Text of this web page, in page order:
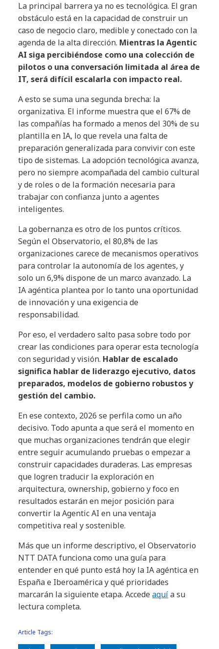
La principal barrera ya no es tecnológica. El gran
obstáculo está en la capacidad de construir un
caso de negocio claro, medible y conectado con la
agenda de la alta dirección. Mientras la Agentic
AI siga percibiéndose como una colección de
pilotos o una conversación limitada al área de
IT, será difícil escalarla con impacto real.
A esto se suma una segunda brecha: la
organizativa. El informe muestra que el 67% de
las compañías ha formado a menos del 30% de su
plantilla en IA, lo que revela una falta de
preparación generalizada para convivir con este
tipo de sistemas. La adopción tecnológica avanza,
pero no siempre acompañada del cambio cultural
y de roles o de la formación necesaria para
trabajar con confianza junto a agentes
inteligentes.
La gobernanza es otro de los puntos críticos.
Según el Observatorio, el 80,8% de las
organizaciones carece de mecanismos operativos
para controlar la autonomía de los agentes, y
solo un 6,9% dispone de un marco avanzado. La
IA agéntica plantea por lo tanto una oportunidad
de innovación y una exigencia de
responsabilidad.
Por eso, el verdadero salto pasa sobre todo por
crear las condiciones para operar esta tecnología
con seguridad y visión. Hablar de escalado
significa hablar de liderazgo ejecutivo, datos
preparados, modelos de gobierno robustos y
gestión del cambio.
En ese contexto, 2026 se perfila como un año
decisivo. Todo apunta a que será el momento en
que muchas organizaciones tendrán que elegir
entre seguir acumulando pruebas o empezar a
construir capacidades duraderas. Las empresas
que logren traducir la exploración en
arquitectura, ownership, gobierno y foco en
resultados estarán en mejor posición para
convertir la Agentic AI en una ventaja
competitiva real y sostenible.
Más que un informe descriptivo, el Observatorio
NTT DATA funciona como una guía para
entender en qué punto está hoy la IA agéntica en
España e Iberoamérica y qué prioridades
marcarán la siguiente etapa. Accedeaquía su
lectura completa.
Article Tags: